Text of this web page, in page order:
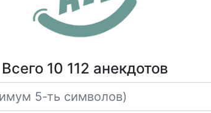
Всего 10 112 анекдотов